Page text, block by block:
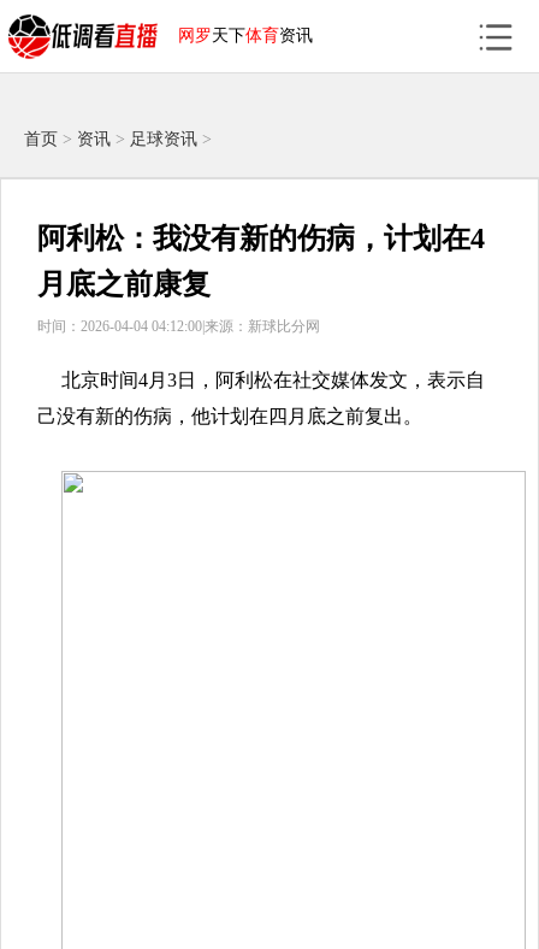
网罗天下体育资讯
首页 > 资讯 > 足球资讯 >
阿利松：我没有新的伤病，计划在4
月底之前康复
时间：2026-04-04 04:12:00|来源：新球比分网
北京时间4月3日，阿利松在社交媒体发文，表示自
己没有新的伤病，他计划在四月底之前复出。